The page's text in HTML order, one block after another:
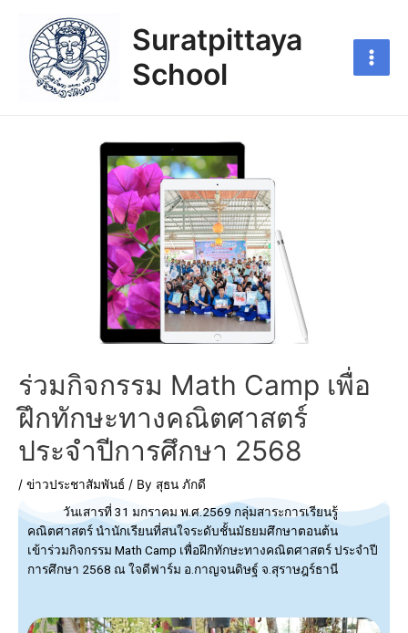
Suratpittaya
School
ร่วมกิจกรรม Math Camp เพื่อ
ฝึกทักษะทางคณิตศาสตร์
ประจำปีการศึกษา 2568
/ ข่าวประชาสัมพันธ์ / By สุธน ภักดี
วันเสารที่ 31 มกราคม พ.ศ.2569 กลุ่มสาระการเรียนรู้
คณิตศาสตร์ นำนักเรียนที่สนใจระดับชั้นมัธยมศึกษาตอนต้น
เข้าร่วมกิจกรรม Math Camp เพื่อฝึกทักษะทางคณิตศาสตร์ ประจำปี
การศึกษา 2568 ณ ใจดีฟาร์ม อ.กาญจนดิษฐ์ จ.สุราษฎร์ธานี